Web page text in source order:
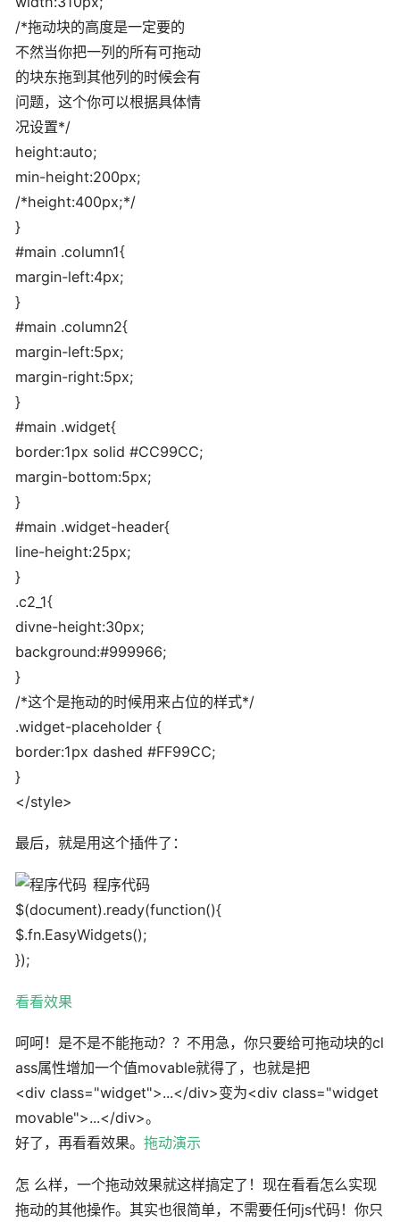
/*拖动块的高度是一定要的
不然当你把一列的所有可拖动
的块东拖到其他列的时候会有
问题，这个你可以根据具体情
况设置*/
height:auto;
min-height:200px;
/*height:400px;*/
}
#main .column1{
margin-left:4px;
}
#main .column2{
margin-left:5px;
margin-right:5px;
}
#main .widget{
border:1px solid #CC99CC;
margin-bottom:5px;
}
#main .widget-header{
line-height:25px;
}
.c2_1{
divne-height:30px;
background:#999966;
}
/*这个是拖动的时候用来占位的样式*/
.widget-placeholder {
border:1px dashed #FF99CC;
}
</style>
最后，就是用这个插件了：
程序代码
$(document).ready(function(){
$.fn.EasyWidgets();
});
看看效果
呵呵！是不是不能拖动？？不用急，你只要给可拖动块的cl
ass属性增加一个值movable就得了，也就是把
<div class="widget">...</div>变为<div class="widget
movable">...</div>。
好了，再看看效果。 拖动演示
怎 么样，一个拖动效果就这样搞定了！现在看看怎么实现
拖动的其他操作。其实也很简单，不需要任何js代码！你只